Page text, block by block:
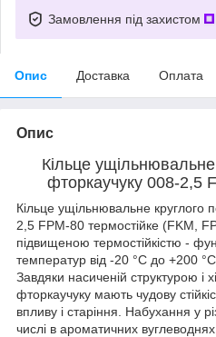
Замовлення під захистом
Опис Доставка Оплата
Опис
Кільце ущільнювальне
фторкаучуку 008-2,5
Кільце ущільнювальне круглого
2,5 FPM-80 термостійке (FKM,
підвищеною термостійкістю -
температур від -20 °C до +200
Завдяки насиченій структурою і
фторкаучуку мають чудову
впливу і старіння. Набухання у
числі в ароматичних